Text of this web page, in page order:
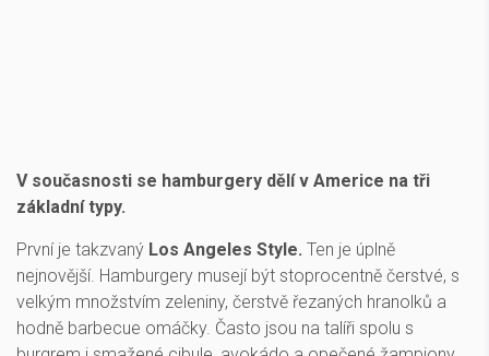
V současnosti se hamburgery dělí v Americe na tři
základní typy.
První je takzvaný Los Angeles Style. Ten je úplně
nejnovější. Hamburgery musejí být stoprocentně čerstvé, s
velkým množstvím zeleniny, čerstvě řezaných hranolků a
hodně barbecue omáčky. Často jsou na talíři spolu s